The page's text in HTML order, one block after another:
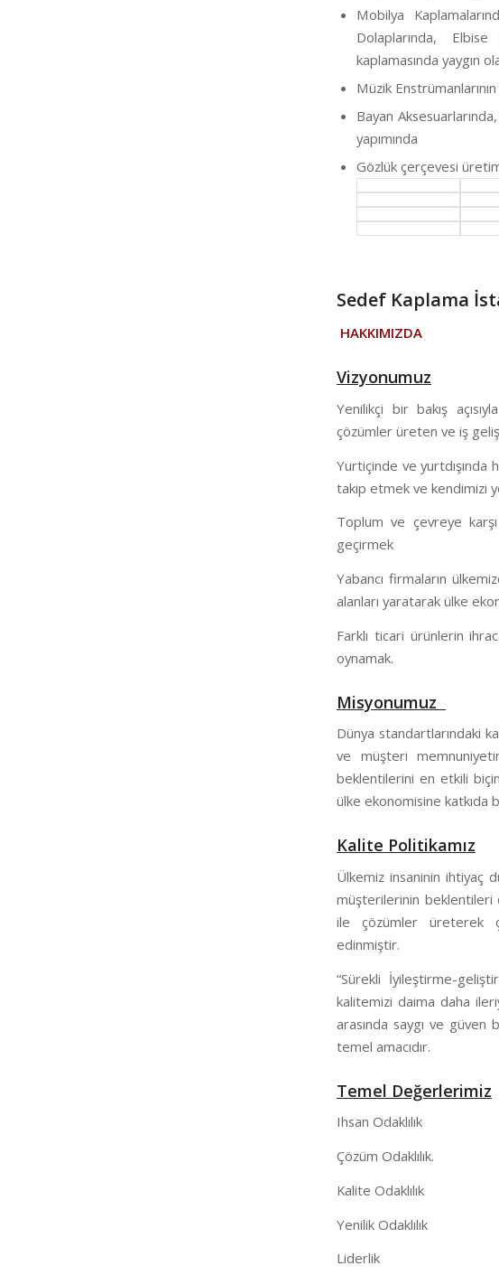
Mobilya
Dolaplarında,
kaplamasında yaygın
Müzik
Bayan
yapımında
Gözlük çerçevesi
Sedef Kaplama
HAKKIMIZDA
Vizyonumuz
Yenilikçi bir bakış
çözümler üreten ve iş
Yurtiçinde ve
takip etmek ve kendimizi
Toplum ve çevreye
geçirmek
Yabancı firmaların
alanları yaratarak ülke
Farklı ticari ürünlerin
oynamak.
Misyonumuz
Dünya standartlarındaki
ve müşteri
beklentilerini en etkili
ülke ekonomisine katkıda
Kalite Politikamız
Ülkemiz insaninin ihtiyaç
müşterilerinin beklentileri
ile çözümler üreterek
edinmiştir.
“Sürekli İyileştirme-
kalitemizi daima daha
arasında saygı ve güven
temel amacıdır.
Temel Değerlerimiz
Ihsan Odaklılık
Çözüm Odaklılık.
Kalite Odaklılık
Yenilik Odaklılık
Liderlik